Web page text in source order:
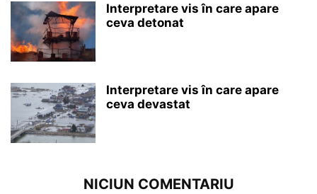
Interpretare vis în care apare
ceva detonat
Interpretare vis în care apare
ceva devastat
NICIUN COMENTARIU